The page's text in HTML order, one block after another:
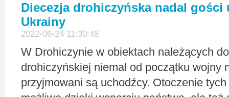
Diecezja drohiczyńska nadal gości
Ukrainy
2022-06-24 11:30:48
W Drohiczynie w obiektach należących
drohiczyńskiej niemal od początku wojny
przyjmowani są uchodźcy. Otoczenie